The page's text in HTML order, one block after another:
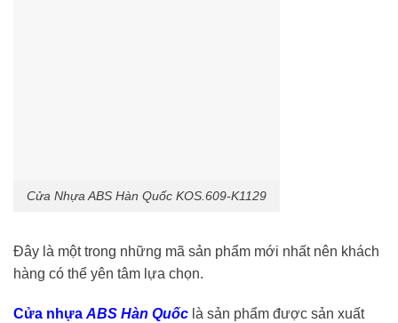
Cửa Nhựa ABS Hàn Quốc KOS.609-K1129
Đây là một trong những mã sản phẩm mới nhất nên khách
hàng có thể yên tâm lựa chọn.
Cửa nhựa ABS Hàn Quốc là sản phẩm được sản xuất